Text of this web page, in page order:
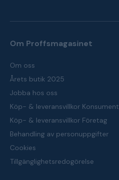
Om Proffsmagasinet
Om oss
Årets butik 2025
Jobba hos oss
Köp- & leveransvillkor Konsument
Köp- & leveransvillkor Företag
Behandling av personuppgifter
Cookies
Tillgänglighetsredogörelse